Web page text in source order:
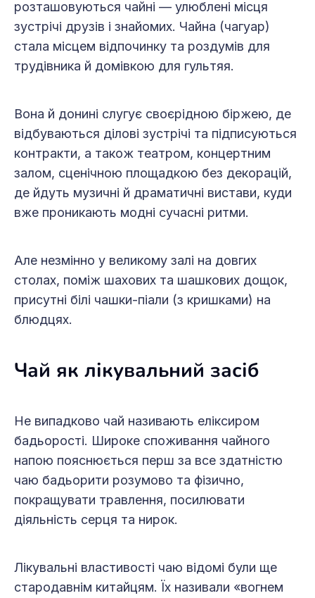
розташовуються чайні — улюблені місця
зустрічі друзів і знайомих. Чайна (чагуар)
стала місцем відпочинку та роздумів для
трудівника й домівкою для гультяя.
Вона й донині слугує своєрідною біржею, де
відбуваються ділові зустрічі та підписуються
контракти, а також театром, концертним
залом, сценічною площадкою без декорацій,
де йдуть музичні й драматичні вистави, куди
вже проникають модні сучасні ритми.
Але незмінно у великому залі на довгих
столах, поміж шахових та шашкових дощок,
присутні білі чашки-піали (з кришками) на
блюдцях.
Чай як лікувальний засіб
Не випадково чай називають еліксиром
бадьорості. Широке споживання чайного
напою пояснюється перш за все здатністю
чаю бадьорити розумово та фізично,
покращувати травлення, посилювати
діяльність серця та нирок.
Лікувальні властивості чаю відомі були ще
стародавнім китайцям. Їх називали «вогнем